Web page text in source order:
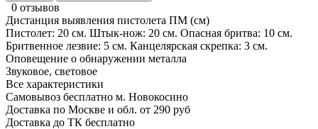
0 отзывов
Дистанция выявления пистолета ПМ (см)
Пистолет: 20 см. Штык-нож: 20 см. Опасная бритва: 10 см.
Бритвенное лезвие: 5 см. Канцелярская скрепка: 3 см.
Оповещение о обнаружении металла
Звуковое, световое
Все характеристики
Самовывоз бесплатно м. Новокосино
Доставка по Москве и обл. от 290 руб
Доставка до ТК бесплатно